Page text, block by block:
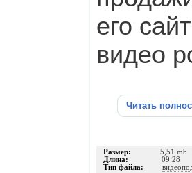
его
видео
Читать
Размер: 5,51 mb
Длина: 09:28
Тип файла: